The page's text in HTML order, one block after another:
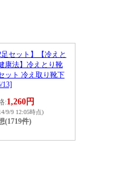
足セット】【冷えと
康法】冷えとり靴
ット 冷え取り靴下
13]
:1,260円
9/9 12:05時点)
(1719件)